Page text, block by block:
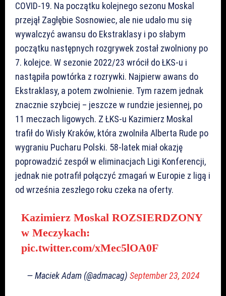
COVID-19. Na początku kolejnego sezonu Moskal
przejął Zagłębie Sosnowiec, ale nie udało mu się
wywalczyć awansu do Ekstraklasy i po słabym
początku następnych rozgrywek został zwolniony po
7. kolejce. W sezonie 2022/23 wrócił do ŁKS-u i
nastąpiła powtórka z rozrywki. Najpierw awans do
Ekstraklasy, a potem zwolnienie. Tym razem jednak
znacznie szybciej – jeszcze w rundzie jesiennej, po
11 meczach ligowych. Z ŁKS-u Kazimierz Moskal
trafił do Wisły Kraków, która zwolniła Alberta Rude po
wygraniu Pucharu Polski. 58-latek miał okazję
poprowadzić zespół w eliminacjach Ligi Konferencji,
jednak nie potrafił połączyć zmagań w Europie z ligą i
od września zeszłego roku czeka na oferty.
Kazimierz Moskal ROZSIERDZONY
w Meczykach:
pic.twitter.com/xMec5lOA0F
— Maciek Adam (@admacag) September 23, 2024